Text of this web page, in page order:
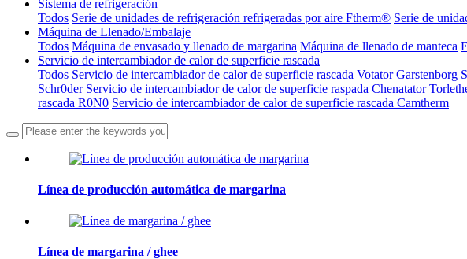
Sistema de refrigeración
Todos Serie de unidades de refrigeración refrigeradas por aire Ftherm® Serie de
Máquina de Llenado/Embalaje
Todos Máquina de envasado y llenado de margarina Máquina de llenado de manteca
Servicio de intercambiador de calor de superficie rascada
Todos Servicio de intercambiador de calor de superficie rascada Votator Garstenborg
Schr0der Servicio de intercambiador de calor de superficie raspada Chenatator
rascada R0N0 Servicio de intercambiador de calor de superficie rascada Camtherm
Línea de producción automática de margarina
Línea de margarina / ghee